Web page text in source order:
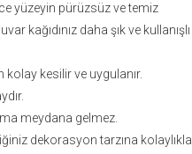
yüzeyin pürüzsüz ve temiz
kağıdınız daha şık ve kullanışlı
kolay kesilir ve uygulanır.
meydana gelmez.
dekorasyon tarzına kolaylıkla